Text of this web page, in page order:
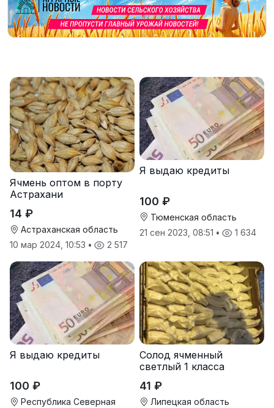
Ячмень оптом в порту
Астрахани
14 ₽
Астраханская область
10 мар 2024, 10:53 • 2 517
Я выдаю кредиты
100 ₽
Тюменская область
21 сен 2023, 08:51 • 1 634
Я выдаю кредиты
100 ₽
Республика Северная
Солод ячменный
светлый 1 класса
41 ₽
Липецкая область